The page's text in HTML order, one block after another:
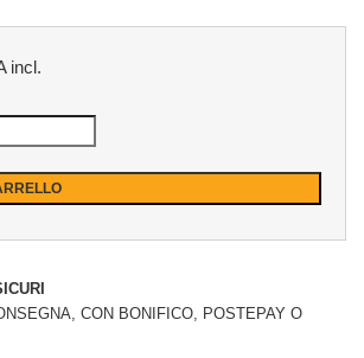
incl.
CON BONIFICO, POSTEPAY O